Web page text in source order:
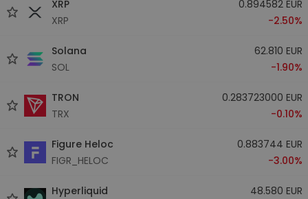
XRP
XRP
0.894582 EUR
-2.50%
Solana
SOL
62.810 EUR
-1.90%
TRON
TRX
0.283723000 EUR
-0.10%
Figure Heloc
FIGR_HELOC
0.883744 EUR
-3.00%
Hyperliquid
48.580 EUR